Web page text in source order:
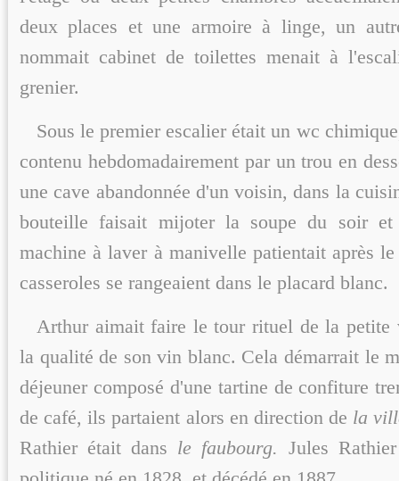
deux places et une armoire à linge, un
nommait cabinet de toilettes menait à
grenier.
Sous le premier escalier était un wc
contenu hebdomadairement par un trou en
une cave abandonnée d'un voisin, dans la
bouteille faisait mijoter la soupe du soir
machine à laver à manivelle patientait après
casseroles se rangeaient dans le placard blanc.
Arthur aimait faire le tour rituel de la petite
la qualité de son vin blanc. Cela démarrait le
déjeuner composé d'une tartine de confiture
de café, ils partaient alors en direction de la
Rathier était dans le faubourg. Jules